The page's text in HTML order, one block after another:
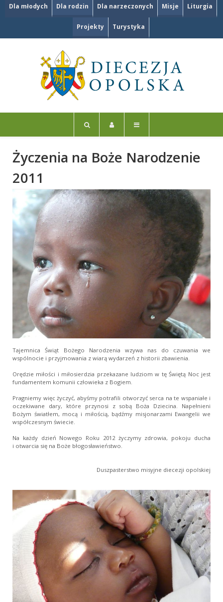
Dla młodych Dla rodzin Dla narzeczonych Misje Liturgia
Projekty Turystyka
Życzenia na Boże Narodzenie
2011
Tajemnica Świąt Bożego Narodzenia wzywa nas do czuwania we
wspólnocie i przyjmowania z wiarą wydarzeń z historii zbawienia.
Orędzie miłości i miłosierdzia przekazane ludziom w tę Świętą Noc jest
fundamentem komunii człowieka z Bogiem.
Pragniemy więc życzyć, abyśmy potrafili otworzyć serca na te wspaniałe i
oczekiwane dary, które przynosi z sobą Boża Dziecina. Napełnieni
Bożym światłem, mocą i miłością, bądźmy misjonarzami Ewangelii we
współczesnym świecie.
Na każdy dzień Nowego Roku 2012 życzymy zdrowia, pokoju ducha
i otwarcia się na Boże błogosławieństwo.
Duszpasterstwo misyjne diecezji opolskiej